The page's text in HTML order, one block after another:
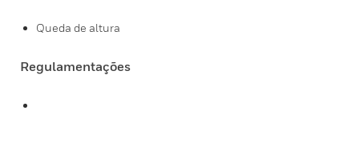
Queda de altura
Regulamentações